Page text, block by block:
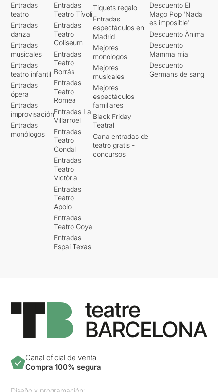
Entradas
teatro
Entradas
danza
Entradas
musicales
Entradas
teatro infantil
Entradas
ópera
Entradas
improvisación
Entradas
monólogos
Entradas
Teatro Tívoli
Entradas
Teatro
Coliseum
Entradas
Teatro
Borrás
Entradas
Teatro
Romea
Entradas La
Villarroel
Entradas
Teatro
Condal
Entradas
Teatro
Victòria
Entradas
Teatro
Apolo
Entradas
Teatro Goya
Entradas
Espai Texas
Tiquets regalo
Entradas
espectáculos en
Madrid
Mejores
monólogos
Mejores
musicales
Mejores
espectáculos
familiares
Black Friday
Teatral
Gana entradas de
teatro gratis -
concursos
Descuento El
Mago Pop 'Nada
es imposible'
Descuento Ànima
Descuento
Mamma mia
Descuento
Germans de sang
Canal oficial de venta
Compra 100% segura
Diseño y programación: